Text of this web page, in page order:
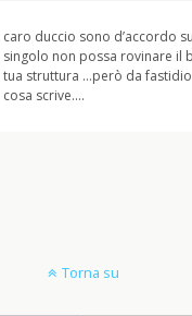
caro duccio sono d’accordo
singolo non possa rovinare il
tua struttura …però da
cosa scrive….
Torna su